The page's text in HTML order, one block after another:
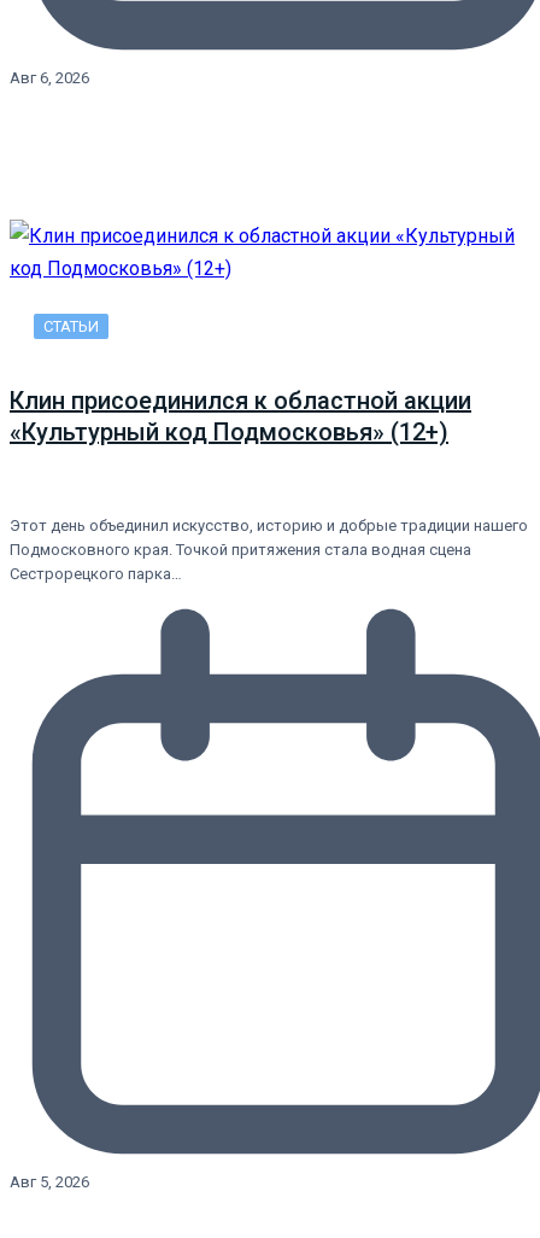
Авг 6, 2026
СТАТЬИ
Клин присоединился к областной акции
«Культурный код Подмосковья» (12+)
Этот день объединил искусство, историю и добрые традиции нашего
Подмосковного края. Точкой притяжения стала водная сцена
Сестрорецкого парка…
Авг 5, 2026